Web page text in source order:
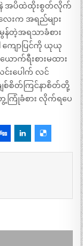
ခနဲ အပိထဲထိုးစွတ်လိုက်
းက အရည်များ
မွန်တဲ့အရသာခံစား
ျောပြင်ကို ယုယု
က်ရီးစားမထား
းပေါက် လင်
ျစ်စိတ်ကြင်နာစိတ်တို့
ကြုံခံစား လိုက်ရပေ